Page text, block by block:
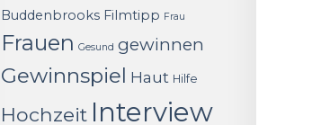
Buddenbrooks Filmtipp Frau
Frauen Gesund gewinnen
Gewinnspiel Haut Hilfe
Hochzeit Interview